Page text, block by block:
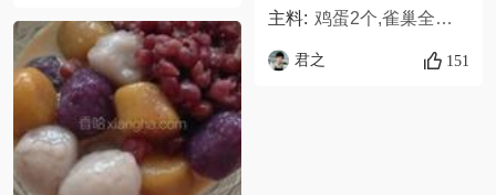
主料: 鸡蛋2个,雀巢全脂牛奶180克,低筋面粉55克,糖粉20克,黄油10克,雀巢淡奶油250ml,芒果1个,糖粉22克,水480克,三花全脂淡奶150克,红茶茶包4个（8克茶叶）,糖20克,
君之 151